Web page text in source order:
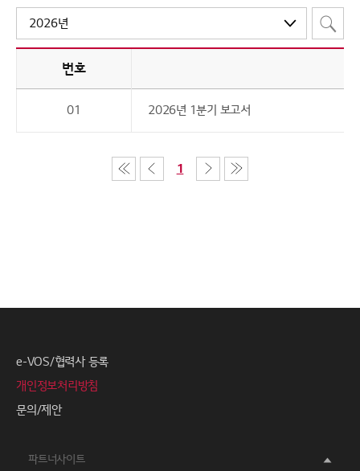
번호
01 2026년 1분기 보고서
1
e-VOS/협력사 등록
개인정보처리방침
문의/제안
파트너사이트